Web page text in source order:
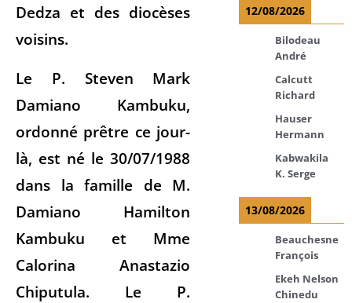
Dedza et des diocèses
voisins.
Le P. Steven Mark
Damiano Kambuku,
ordonné prêtre ce jour-
là, est né le 30/07/1988
dans la famille de M.
Damiano Hamilton
Kambuku et Mme
Calorina Anastazio
Chiputula. Le P.
12/08/2026
Bilodeau
André
Calcutt
Richard
Hauser
Hermann
Kabwakila
K. Serge
13/08/2026
Beauchesne
François
Ekeh Nelson
Chinedu